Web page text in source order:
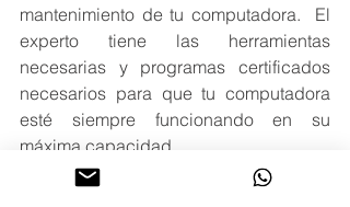
mantenimiento de tu computadora.  El
experto tiene las herramientas
necesarias y programas certificados
necesarios para que tu computadora
esté siempre funcionando en su
máxima capacidad.